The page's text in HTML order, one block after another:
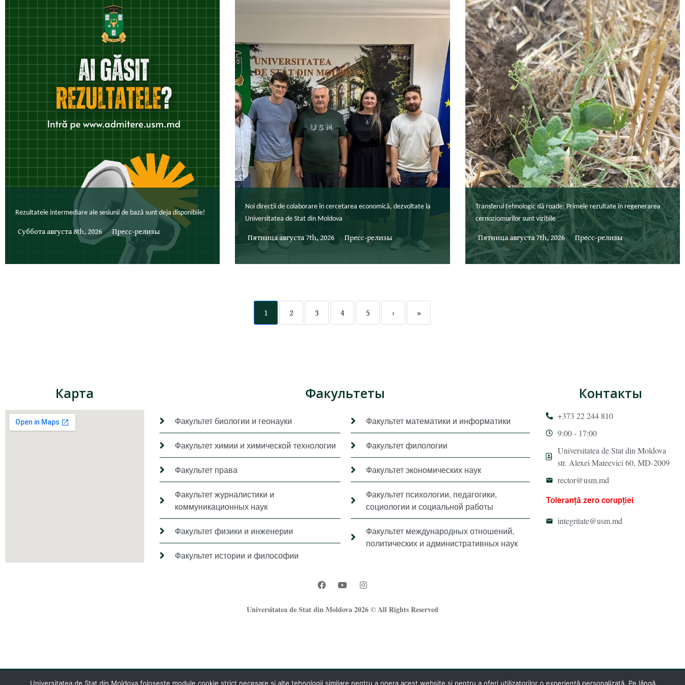
Rezultatele intermediare ale sesiunii de bază sunt deja disponibile!
Суббота августа 8th, 2026 Пресс-релизы
Noi direcții de colaborare în cercetarea economică, dezvoltate la
Universitatea de Stat din Moldova
Пятница августа 7th, 2026 Пресс-релизы
Transferul tehnologic dă roade: Primele rezultate în regenerarea
cernoziomurilor sunt vizibile
Пятница августа 7th, 2026 Пресс-релизы
1 2 3 4 5 › »
Карта Факультеты
Факультет биологии и геонауки
Факультет химии и химической технологии
Факультет права
Факультет журналистики и
коммуникационных наук
Факультет физики и инженерии
Факультет истории и философии
Факультет математики и информатики
Факультет филологии
Факультет экономических наук
Факультет психологии, педагогики,
социологии и социальной работы
Факультет международных отношений,
политических и административных наук
Контакты
+373 22 244 810
9:00 - 17:00
Universitatea de Stat din Moldova
str. Alexei Mateevici 60, MD-2009
rector@usm.md
Toleranță zero corupției
integritate@usm.md
Universitatea de Stat din Moldova 2026 © All Rights Reserved
Universitatea de Stat din Moldova folosește module cookie strict necesare și alte tehnologii similare pentru a opera acest website și pentru a oferi utilizatorilor o experiență personalizată. Pe lângă